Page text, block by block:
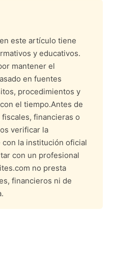
este artículo tiene
y educativos.
mantener el
en fuentes
procedimientos y
el tiempo.Antes de
financieras o
verificar la
la institución oficial
con un profesional
no presta
financieros ni de